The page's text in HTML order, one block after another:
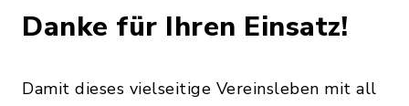
Danke für Ihren Einsatz!
Damit dieses vielseitige Vereinsleben mit all